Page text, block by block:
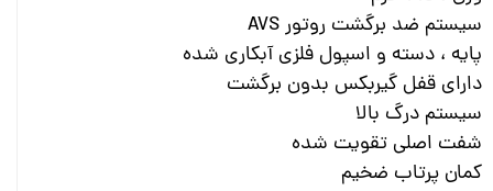
سیستم ضد برگشت روتور AVS
پایه ، دسته و اسپول فلزی آبکاری شده
دارای قفل گیربکس بدون برگشت
سیستم درگ بالا
شفت اصلی تقویت شده
کمان پرتاب ضخیم